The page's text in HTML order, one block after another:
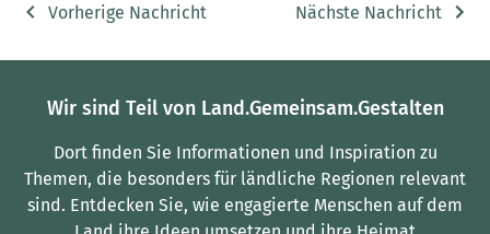
Vorherige Nachricht Nächste Nachricht
Wir sind Teil von Land.Gemeinsam.Gestalten
Dort finden Sie Informationen und Inspiration zu
Themen, die besonders für ländliche Regionen relevant
sind. Entdecken Sie, wie engagierte Menschen auf dem